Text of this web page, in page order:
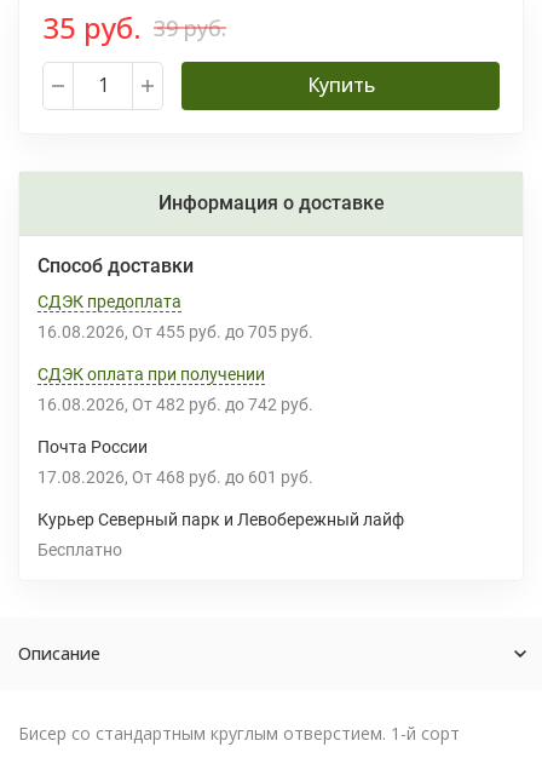
35 руб. 39 руб.
Купить
Информация о доставке
Способ доставки
СДЭК предоплата
16.08.2026 От 455 руб. до 705 руб.
СДЭК оплата при получении
16.08.2026 От 482 руб. до 742 руб.
Почта России
17.08.2026 От 468 руб. до 601 руб.
Курьер Северный парк и Левобережный лайф
Бесплатно
Описание
Бисер со стандартным круглым отверстием. 1-й сорт